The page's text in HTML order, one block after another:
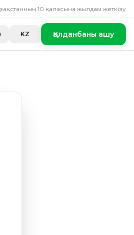
10 қаласына жылдам жеткізу
KZ Қолданбаны ашу